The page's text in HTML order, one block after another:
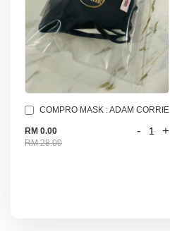
COMPRO MASK : ADAM CORRIE
RM 0.00
RM 28.00
- +